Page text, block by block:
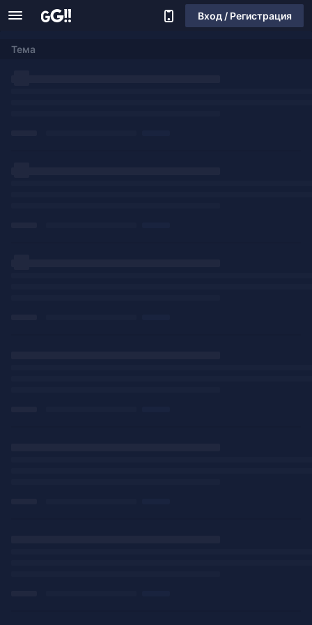
Вход / Регистрация
Тема